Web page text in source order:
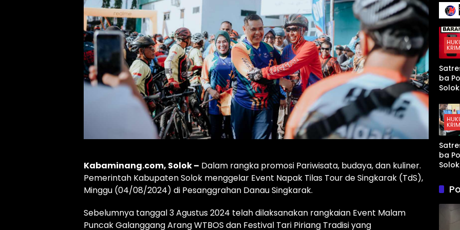
Kabaminang.com, Solok – Dalam rangka promosi Pariwisata, budaya, dan kuliner.
Pemerintah Kabupaten Solok menggelar Event Napak Tilas Tour de Singkarak (TdS),
Minggu (04/08/2024) di Pesanggrahan Danau Singkarak.
Sebelumnya tanggal 3 Agustus 2024 telah dilaksanakan rangkaian Event Malam
Puncak Galanggang Arang WTBOS dan Festival Tari Piriang Tradisi yang
136
yang
t AS
an di
Teluk
Arab
ba
Solok
Sopir
di
ba
Solok